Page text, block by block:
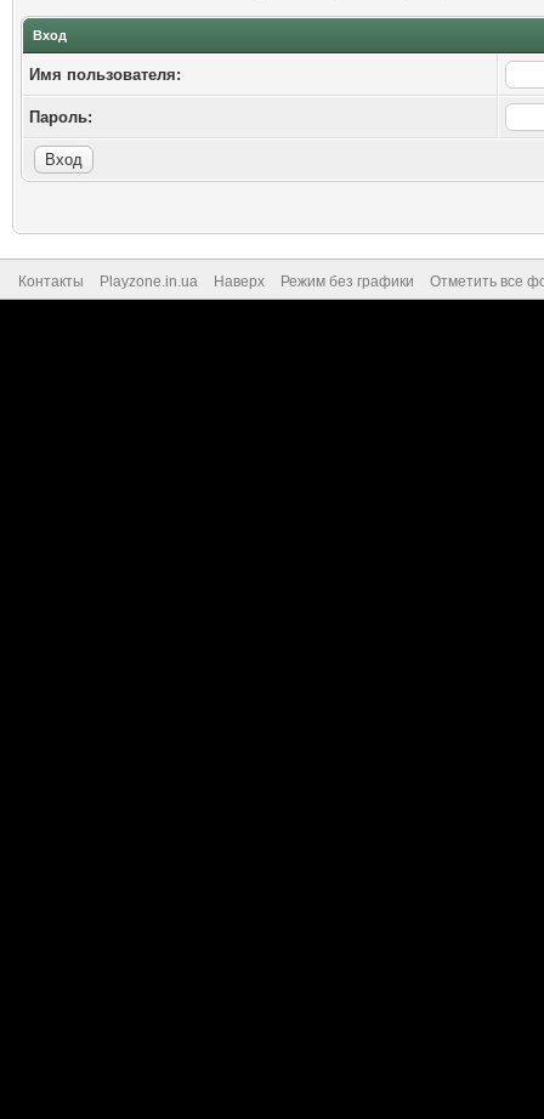
Вход
Имя пользователя:
Пароль:
Контакты Playzone.in.ua Наверх Режим без графики Отметить все